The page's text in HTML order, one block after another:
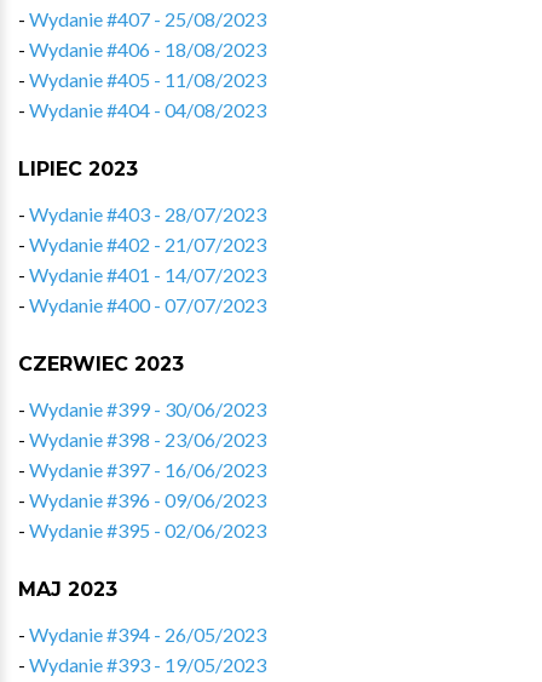
- Wydanie #407 - 25/08/2023
- Wydanie #406 - 18/08/2023
- Wydanie #405 - 11/08/2023
- Wydanie #404 - 04/08/2023
LIPIEC 2023
- Wydanie #403 - 28/07/2023
- Wydanie #402 - 21/07/2023
- Wydanie #401 - 14/07/2023
- Wydanie #400 - 07/07/2023
CZERWIEC 2023
- Wydanie #399 - 30/06/2023
- Wydanie #398 - 23/06/2023
- Wydanie #397 - 16/06/2023
- Wydanie #396 - 09/06/2023
- Wydanie #395 - 02/06/2023
MAJ 2023
- Wydanie #394 - 26/05/2023
- Wydanie #393 - 19/05/2023